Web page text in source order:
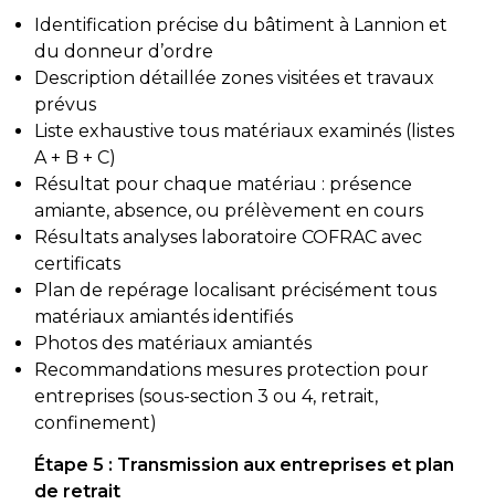
Identification précise du bâtiment à Lannion et
du donneur d’ordre
Description détaillée zones visitées et travaux
prévus
Liste exhaustive tous matériaux examinés (listes
A + B + C)
Résultat pour chaque matériau : présence
amiante, absence, ou prélèvement en cours
Résultats analyses laboratoire COFRAC avec
certificats
Plan de repérage localisant précisément tous
matériaux amiantés identifiés
Photos des matériaux amiantés
Recommandations mesures protection pour
entreprises (sous-section 3 ou 4, retrait,
confinement)
Étape 5 : Transmission aux entreprises et plan
de retrait